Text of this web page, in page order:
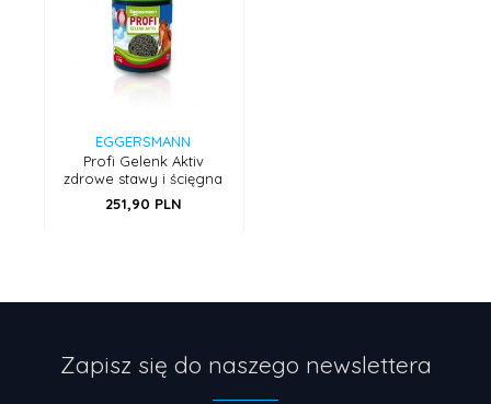
EGGERSMANN
Profi Gelenk Aktiv
zdrowe stawy i ścięgna
251,90 PLN
Zapisz się do naszego newslettera